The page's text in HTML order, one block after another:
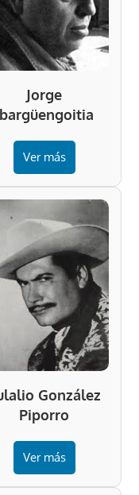
Jorge
Ver más
González
Piporro
Ver más